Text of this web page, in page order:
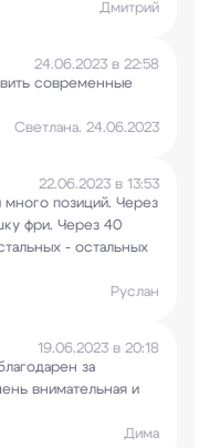
Дмитрий
24.06.2023 в 22:58
современные
Светлана. 24.06.2023
22.06.2023 в 13:53
много позиций. Через
фри. Через 40
- остальных
Руслан
19.06.2023 в 20:18
за
внимательная и
Дима